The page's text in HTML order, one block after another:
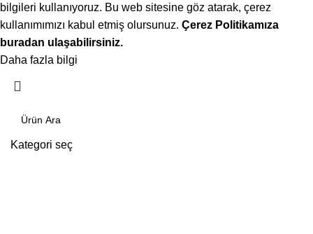
bilgileri kullanıyoruz. Bu web sitesine göz atarak, çerez
kullanımımızı kabul etmiş olursunuz. Çerez Politikamıza
buradan ulaşabilirsiniz.
Daha fazla bilgi
Kategori seç